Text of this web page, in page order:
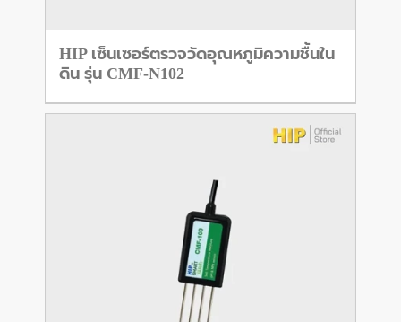
HIP เซ็นเซอร์ตรวจวัดอุณหภูมิความชื้นใน
ดิน รุ่น CMF-N102